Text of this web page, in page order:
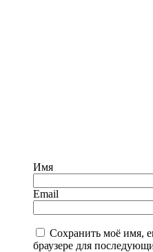
Имя
Email
Сохранить моё имя,
браузере для